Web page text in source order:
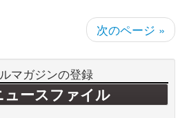
次のページ »
マガジンの登録
ュースファイル